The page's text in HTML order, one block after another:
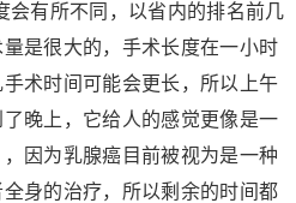
有所不同，以省内的排名前几
是很大的，手术长度在一小时
术时间可能会更长，所以上午
晚上，它给人的感觉更像是一
因为乳腺癌目前被视为是一种
身的治疗，所以剩余的时间都